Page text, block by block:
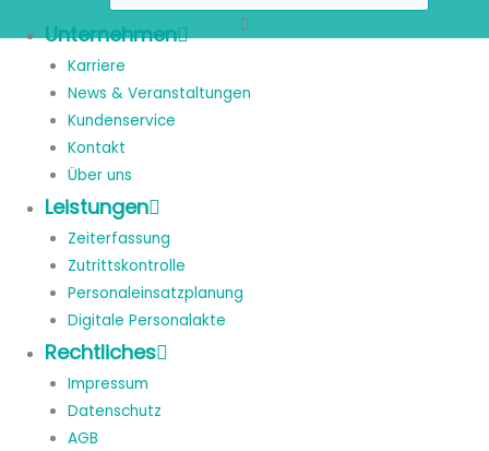
Unternehmen
Karriere
News & Veranstaltungen
Kundenservice
Kontakt
Über uns
Leistungen
Zeiterfassung
Zutrittskontrolle
Personaleinsatzplanung
Digitale Personalakte
Rechtliches
Impressum
Datenschutz
AGB